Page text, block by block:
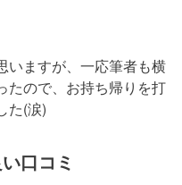
いますが、一応筆者も横
たので、お持ち帰りを打
た(涙)
口コミ